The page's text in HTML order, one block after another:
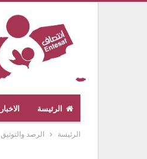
الرئيسة الاخبار
الرئيسة الرصد والتوثيق